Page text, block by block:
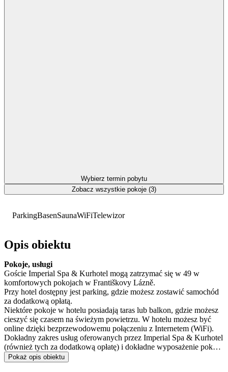
ParkingBasenSaunaWiFiTelewizor
Opis obiektu
Pokoje, usługi
Goście Imperial Spa & Kurhotel mogą zatrzymać się w 49 w
komfortowych pokojach w Františkovy Lázně.
Przy hotel dostępny jest parking, gdzie możesz zostawić samochód
za dodatkową opłatą.
Niektóre pokoje w hotelu posiadają taras lub balkon, gdzie możesz
cieszyć się czasem na świeżym powietrzu. W hotelu możesz być
online dzięki bezprzewodowemu połączeniu z Internetem (WiFi).
Dokładny zakres usług oferowanych przez Imperial Spa & Kurhotel
(również tych za dodatkową opłatę) i dokładne wyposażenie pokoju
są dostępne w informatorze poniżej i w informatorze konkretnego
Pokaż opis obiektu
Wybierz termin pobytu
Zobacz wszystkie pokoje (3)